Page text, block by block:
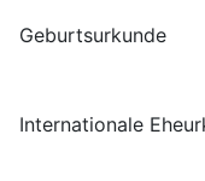
Geburtsurkunde
Internationale